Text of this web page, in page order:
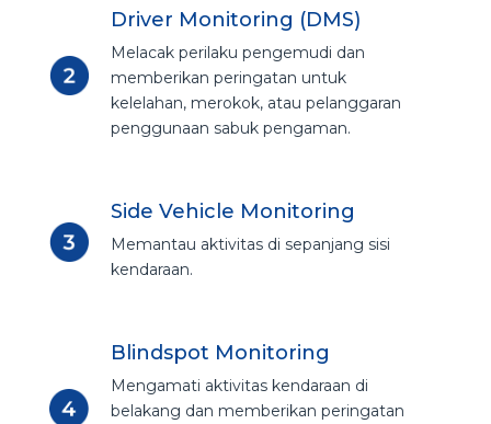
Driver Monitoring (DMS)
Melacak perilaku pengemudi dan
memberikan peringatan untuk
kelelahan, merokok, atau pelanggaran
penggunaan sabuk pengaman.
Side Vehicle Monitoring
Memantau aktivitas di sepanjang sisi
kendaraan.
Blindspot Monitoring
Mengamati aktivitas kendaraan di
belakang dan memberikan peringatan